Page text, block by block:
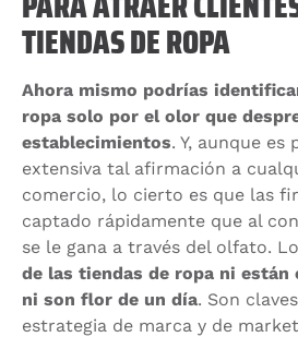
TIENDAS DE ROPA
Ahora mismo podrías
ropa solo por el olor que
establecimientos. Y, aunque es
extensiva tal afirmación a
comercio, lo cierto es que las
captado rápidamente que al
se le gana a través del olfato.
de las tiendas de ropa ni están
ni son flor de un día. Son
estrategia de marca y de